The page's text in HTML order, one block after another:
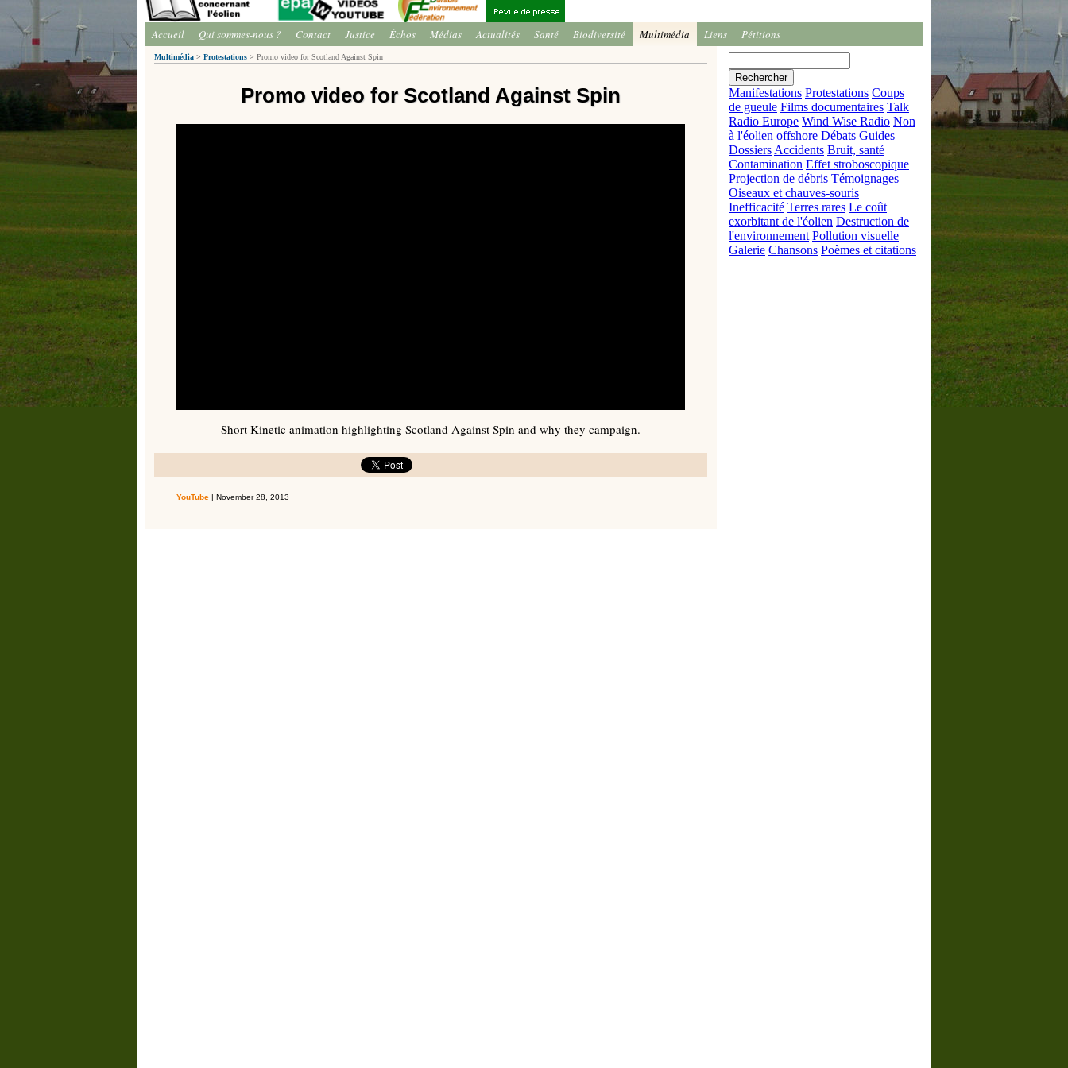
Accueil Qui sommes-nous ? Contact Justice Échos Médias Actualités Santé Biodiversité Multimédia Liens Pétitions
Multimédia > Protestations > Promo video for Scotland Against Spin
Promo video for Scotland Against Spin
Short Kinetic animation highlighting Scotland Against Spin and why they campaign.
YouTube | November 28, 2013